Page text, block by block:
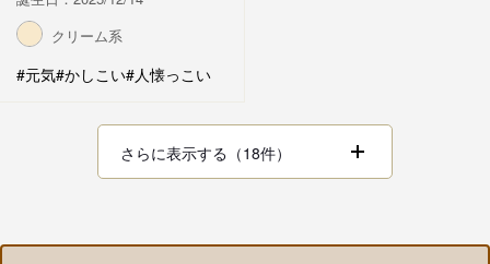
クリーム系
#元気#かしこい#人懐っこい
さらに表示する（18件）